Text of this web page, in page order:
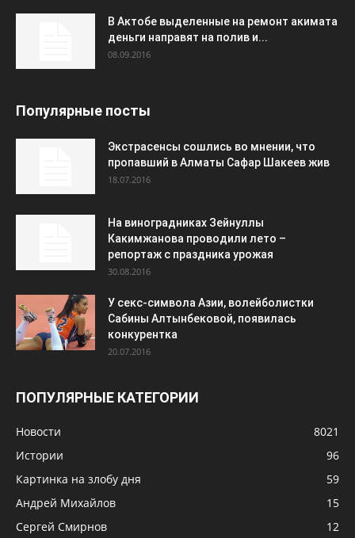
В Актобе выделенные на ремонт акимата
деньги направят на полив и...
08.09.2016
Популярные посты
Экстрасенсы сошлись во мнении, что
пропавший в Алматы Сафар Шакеев жив
18.07.2016
На виноградниках Зейнуллы
Какимжанова проводили лето –
репортаж с праздника урожая
30.08.2016
У секс-символа Азии, волейболистки
Сабины Алтынбековой, появилась
конкурентка
20.07.2016
ПОПУЛЯРНЫЕ КАТЕГОРИИ
Новости
8021
Истории
96
Картинка на злобу дня
59
Андрей Михайлов
15
Сергей Смирнов
12